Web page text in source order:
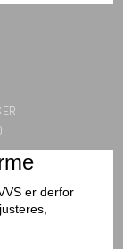
er derfor